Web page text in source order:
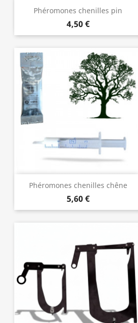
Phéromones chenilles pin
4,50 €
Phéromones chenilles chêne
5,60 €